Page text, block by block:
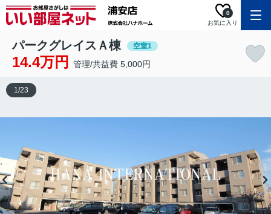
お気に入り
0
パークグレイスＡ棟 空室1
14.4万円 管理/共益費 5,000円
1/23